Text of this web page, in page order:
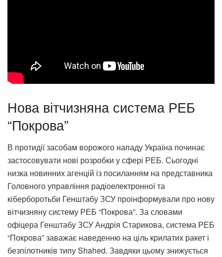
Нова вітчизняна система РЕБ
“Покрова”
В протидії засобам ворожого нападу Україна починає
застосовувати нові розробки у сфері РЕБ. Сьогодні
низка новинних агенцій із посиланням на представника
Головного управління радіоелектронної та
кіберборотьби Генштабу ЗСУ проінформували про нову
вітчизняну систему РЕБ “Покрова”. За словами
офіцера Генштабу ЗСУ Андрія Старикова, система РЕБ
“Покрова” заважає наведенню на ціль крилатих ракет і
безпілотників типу Shahed. Завдяки цьому знижується